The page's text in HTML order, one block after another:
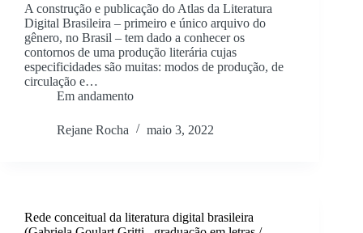
A construção e publicação do Atlas da Literatura
Digital Brasileira – primeiro e único arquivo do
gênero, no Brasil – tem dado a conhecer os
contornos de uma produção literária cujas
especificidades são muitas: modos de produção, de
circulação e…
Em andamento
Rejane Rocha maio 3, 2022
Rede conceitual da literatura digital brasileira